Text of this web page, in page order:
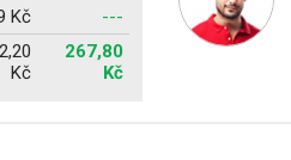
Kč ---
Kč
267,80
Kč